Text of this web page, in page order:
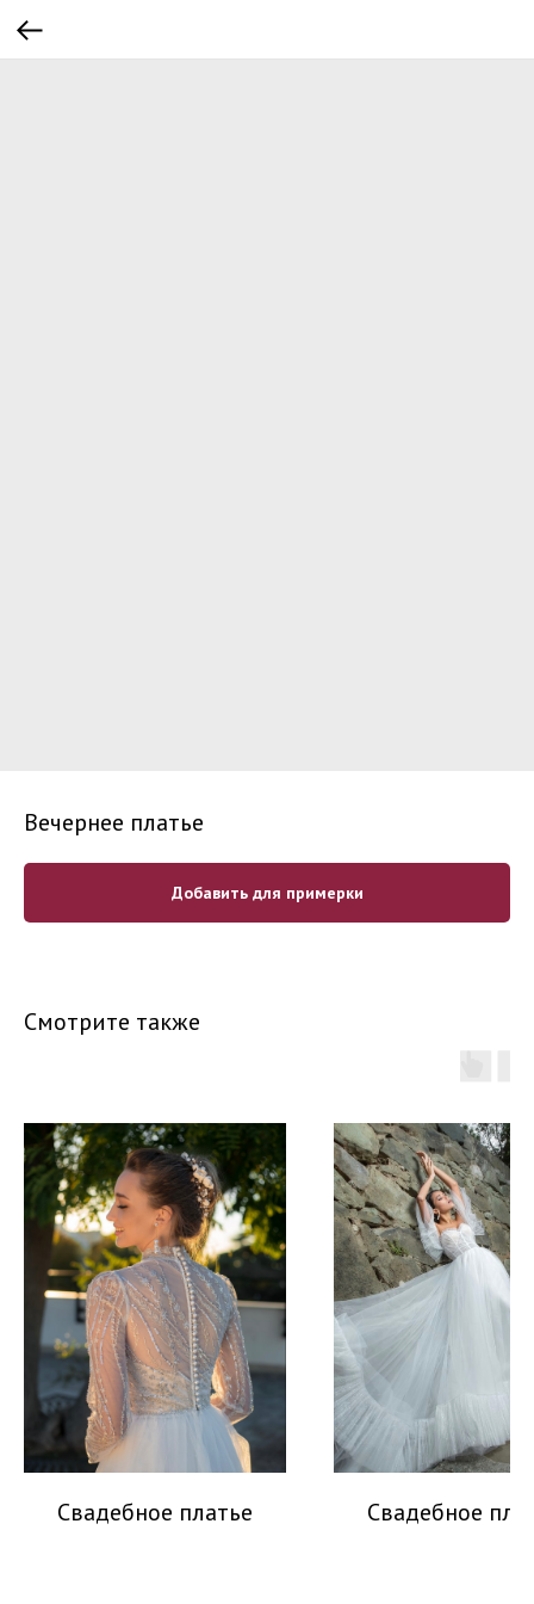
Вечернее платье
Добавить для примерки
Смотрите также
Свадебное платье Свадебное